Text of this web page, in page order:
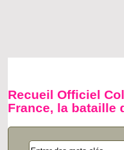
Recueil Officiel
France, la bataille